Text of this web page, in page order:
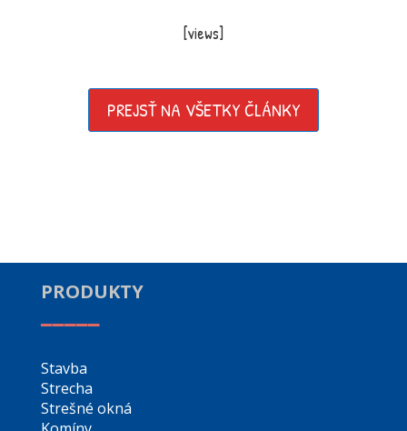
[views]
PREJSŤ NA VŠETKY ČLÁNKY
PRODUKTY
Stavba
Strecha
Strešné okná